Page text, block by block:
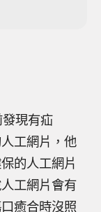
現有疝
工網片，他
的人工網片
工網片會有
癒合時沒照